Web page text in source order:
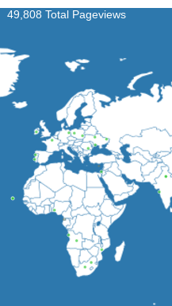
49,808 Total Pageviews